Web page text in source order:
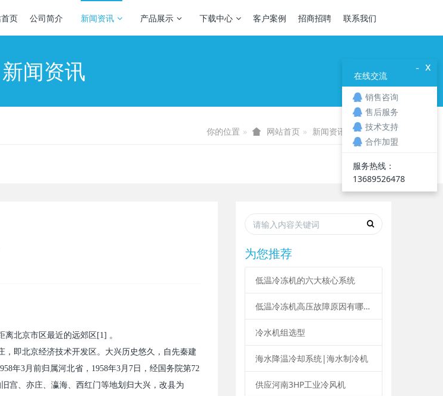
页 公司简介 新闻资讯 产品展示 下载中心 客户案例 招商招聘 联系我们
新闻资讯
你的位置 网站首页 新闻资讯 全国销售
离北京市区最近的远郊区 [1] 。
即北京经济技术开发区。大兴历史悠久，自先秦建
年3 月前归属河北省， 1958年3 月 7 日，经国务院第72
宫、亦庄、瀛海、西红门等地划归大兴，改县为
为您推荐
低温冷冻机的六大核心系统
低温冷冻机高压故障原因有哪些？
冷水机组选型
海水降温冷却系统|海水制冷机
供应河南3HP工业冷风机
x
-
在线交流
销售咨询
售后服务
技术支持
合作加盟
服务热线：
13689526478